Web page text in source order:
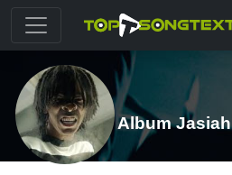
Album Jasiah